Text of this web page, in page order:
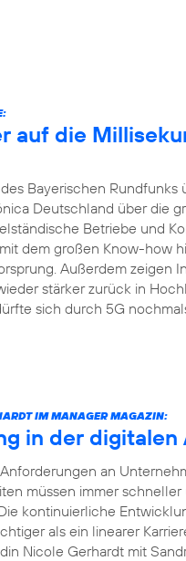
auf die
Bayerischen Rundfunks
Deutschland über die
Betriebe und
dem großen Know-how
Außerdem zeigen
stärker zurück in
sich durch 5G
IM MANAGER MAGAZIN:
in der
an
müssen immer
kontinuierliche
als ein linearer
Nicole Gerhardt mit